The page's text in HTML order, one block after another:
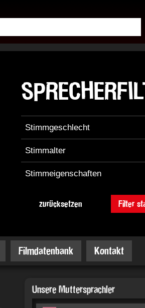
zurücksetzen Filter
Filmdatenbank Kontakt
Unsere Muttersprachler